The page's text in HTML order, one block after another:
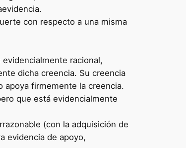
con respecto a una misma
racional,
dicha creencia. Su creencia
apoya firmemente la creencia.
que está evidencialmente
(con la adquisición de
evidencia de apoyo,